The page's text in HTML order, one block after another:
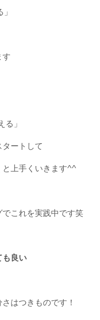
す
る」
ートして
と上手くいきます^^
これを実践中です笑
良い
はつきものです！